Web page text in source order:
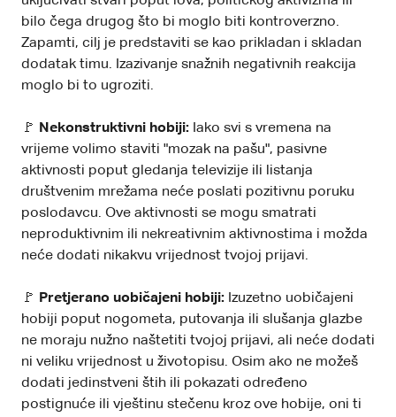
bilo čega drugog što bi moglo biti kontroverzno.
Zapamti, cilj je predstaviti se kao prikladan i skladan
dodatak timu. Izazivanje snažnih negativnih reakcija
moglo bi to ugroziti.
🚩 Nekonstruktivni hobiji: Iako svi s vremena na
vrijeme volimo staviti "mozak na pašu", pasivne
aktivnosti poput gledanja televizije ili listanja
društvenim mrežama neće poslati pozitivnu poruku
poslodavcu. Ove aktivnosti se mogu smatrati
neproduktivnim ili nekreativnim aktivnostima i možda
neće dodati nikakvu vrijednost tvojoj prijavi.
🚩 Pretjerano uobičajeni hobiji: Izuzetno uobičajeni
hobiji poput nogometa, putovanja ili slušanja glazbe
ne moraju nužno naštetiti tvojoj prijavi, ali neće dodati
ni veliku vrijednost u životopisu. Osim ako ne možeš
dodati jedinstveni štih ili pokazati određeno
postignuće ili vještinu stečenu kroz ove hobije, oni ti